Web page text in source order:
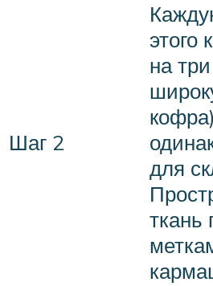
Шаг 2
этого
на
для
ткань